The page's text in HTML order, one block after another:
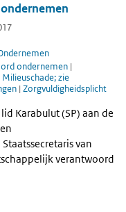
ondernemen |
zie
| Zorgvuldigheidsplicht
Karabulut (SP) aan de
van
verantwoord